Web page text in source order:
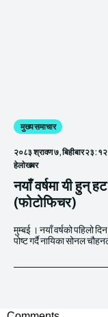
मुख्य समाचार
२०८३ श्रावण ७, बिहीबार २३:१२
हेलाेखबर
नयाँ वर्षमा यी हुन्
(फोटोफिचर)
मुम्बई । नयाँ वर्षको पहिलो
पोष्ट गर्दै नायिका सोनल
स्वागत गरेकी छिन् ।